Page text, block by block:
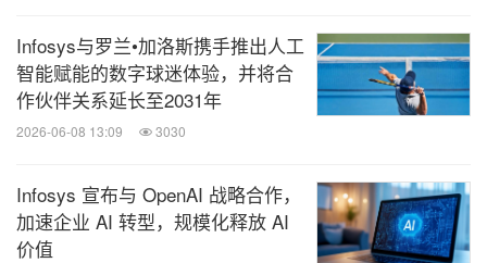
Infosys与罗兰•加洛斯携手推出人工
智能赋能的数字球迷体验，并将合
作伙伴关系延长至2031年
2026-06-08 13:09 3030
Infosys 宣布与 OpenAI 战略合作，
加速企业 AI 转型，规模化释放 AI
价值